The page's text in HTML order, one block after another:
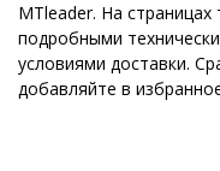
MTleader. На
подробными
условиями доставки.
добавляйте в